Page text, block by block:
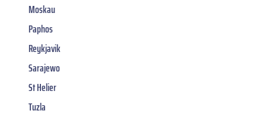
Moskau
Paphos
Reykjavik
Sarajewo
St Helier
Tuzla